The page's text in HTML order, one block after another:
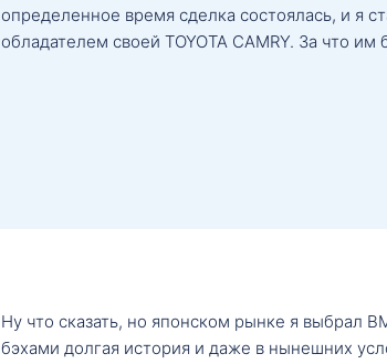
определенное время сделка состоялась, и я
обладателем своей TOYOTA CAMRY. За что
Ну что сказать, но японском рынке я выбрал
бэхами долгая история и даже в нынешних